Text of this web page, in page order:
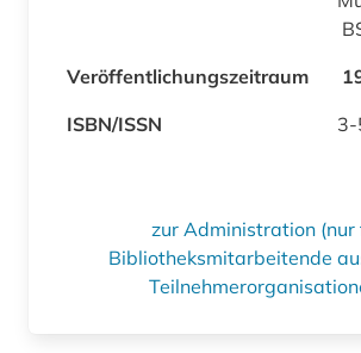
Veröffentlichungszeitraum
ISBN/ISSN
zur Administration (nur
Bibliotheksmitarbeitende